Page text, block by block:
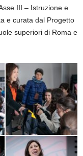
III – Istruzione e
e curata dal Progetto
superiori di Roma e